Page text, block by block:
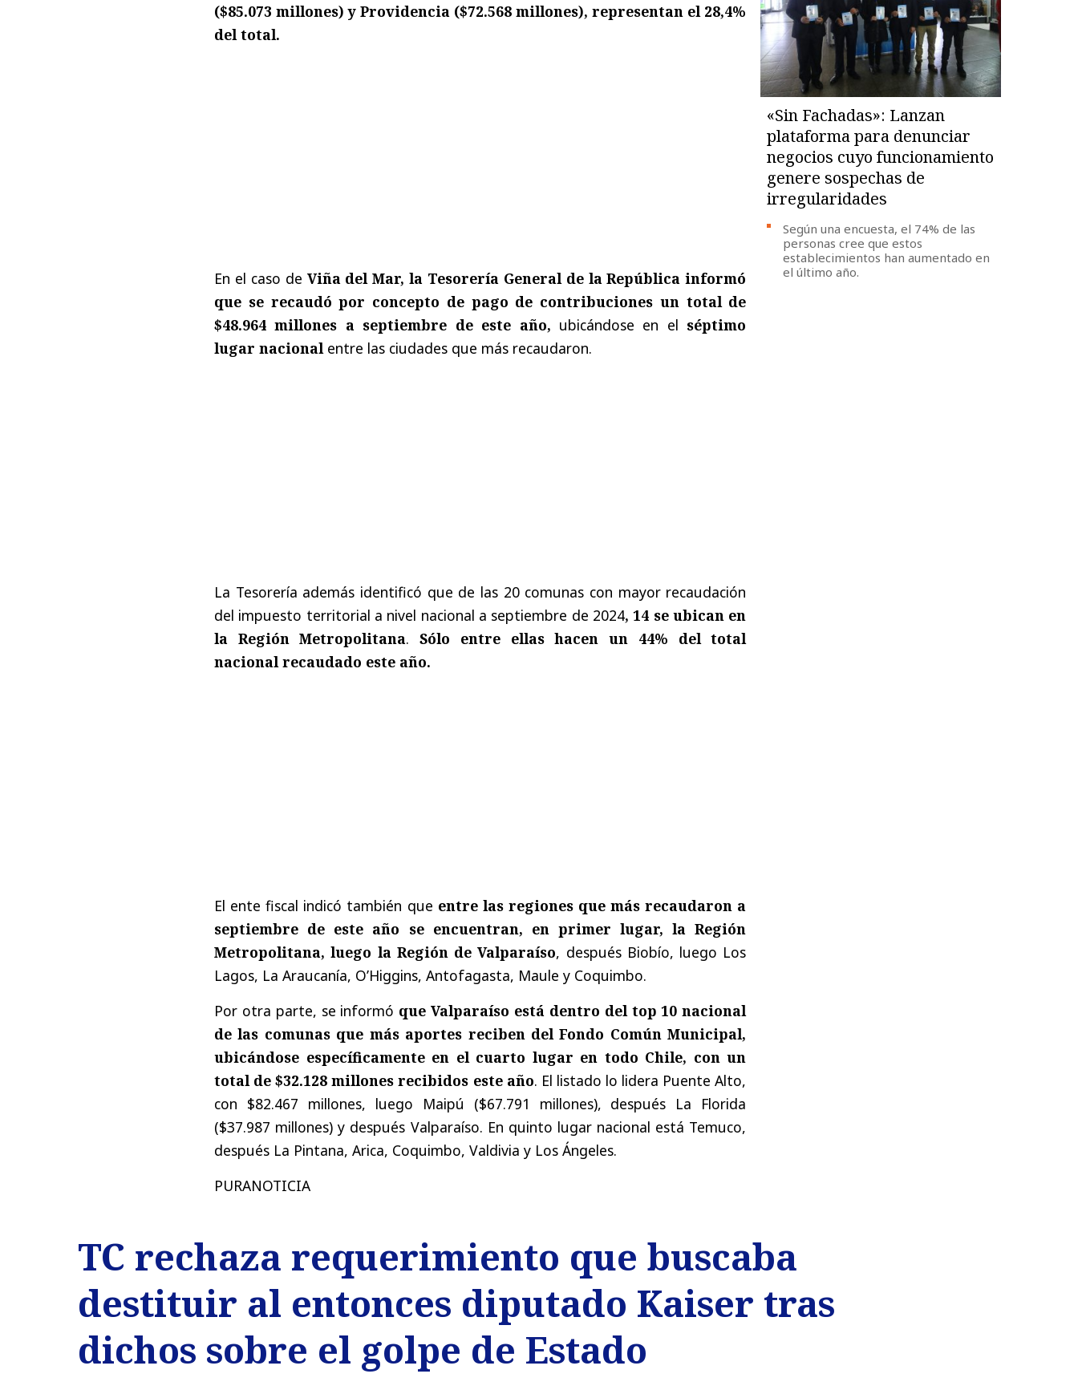
($85.073 millones) y Providencia ($72.568 millones), representan el 28,4%
del total.
En el caso de Viña del Mar, la Tesorería General de la República informó
que se recaudó por concepto de pago de contribuciones un total de
$48.964 millones a septiembre de este año, ubicándose en el séptimo
lugar nacional entre las ciudades que más recaudaron.
La Tesorería además identificó que de las 20 comunas con mayor recaudación
del impuesto territorial a nivel nacional a septiembre de 2024, 14 se ubican en
la Región Metropolitana. Sólo entre ellas hacen un 44% del total
nacional recaudado este año.
El ente fiscal indicó también que entre las regiones que más recaudaron a
septiembre de este año se encuentran, en primer lugar, la Región
Metropolitana, luego la Región de Valparaíso, después Biobío, luego Los
Lagos, La Araucanía, O’Higgins, Antofagasta, Maule y Coquimbo.
Por otra parte, se informó que Valparaíso está dentro del top 10 nacional
de las comunas que más aportes reciben del Fondo Común Municipal,
ubicándose específicamente en el cuarto lugar en todo Chile, con un
total de $32.128 millones recibidos este año. El listado lo lidera Puente Alto,
con $82.467 millones, luego Maipú ($67.791 millones), después La Florida
($37.987 millones) y después Valparaíso. En quinto lugar nacional está Temuco,
después La Pintana, Arica, Coquimbo, Valdivia y Los Ángeles.
PURANOTICIA
«Sin Fachadas»: Lanzan
plataforma para denunciar
negocios cuyo funcionamiento
genere sospechas de
irregularidades
Según una encuesta, el 74% de las
personas cree que estos
establecimientos han aumentado en
el último año.
TC rechaza requerimiento que buscaba
destituir al entonces diputado Kaiser tras
dichos sobre el golpe de Estado